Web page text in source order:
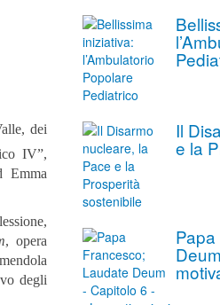
dei
IV”,
Emma
, opera
degli
Il
e la